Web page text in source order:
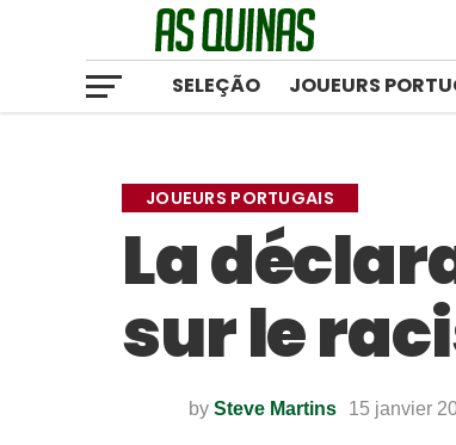
SELEÇÃO JOUEURS
JOUEURS PORTUGAIS
La
sur le
by Steve Martins 15 janvier